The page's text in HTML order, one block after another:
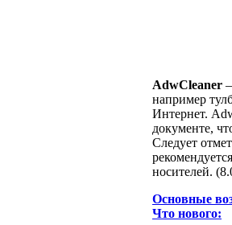
AdwCleaner
например
Интернет.
документе,
Следует
носителей.
Основные
Что нового: